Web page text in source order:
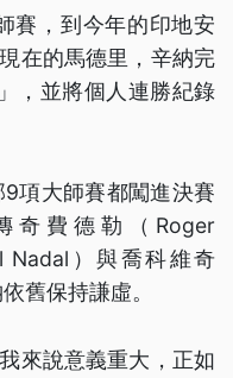
賽，到今年的印地安
在的馬德里，辛納完
，並將個人連勝紀錄
項大師賽都闖進決賽
奇費德勒（Roger
Nadal）與喬科維奇
舊保持謙虛。
來說意義重大，正如